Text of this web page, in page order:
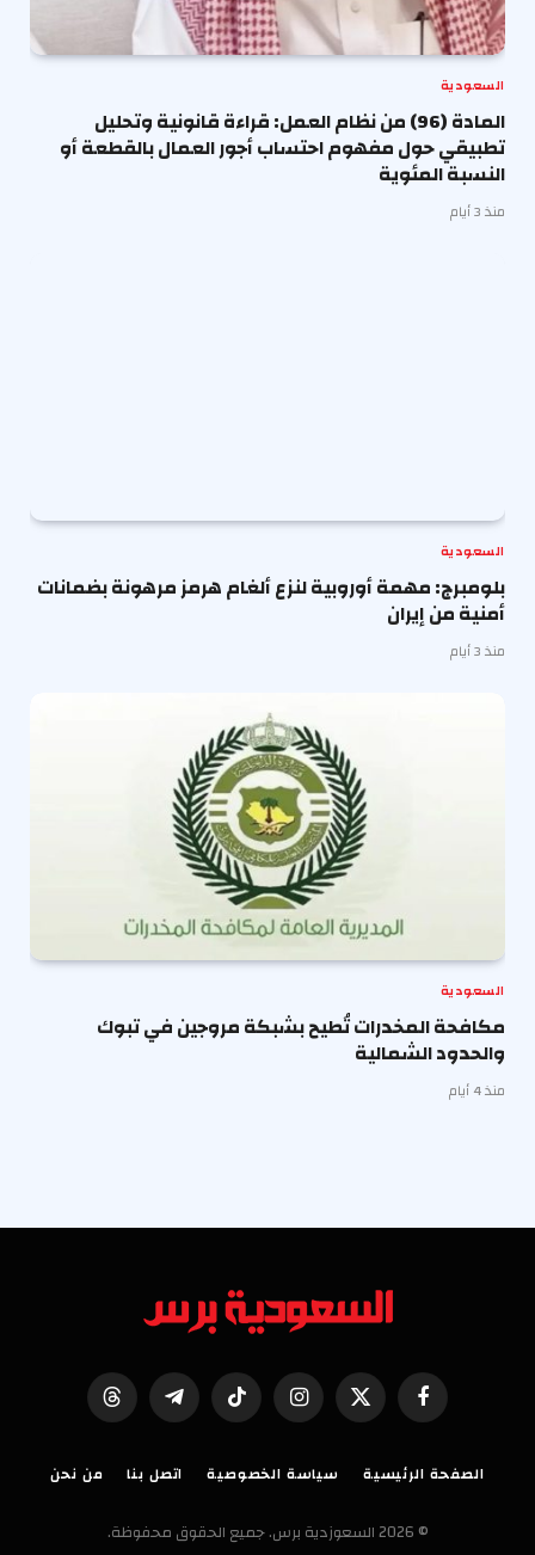
السعودية
المادة (96) من نظام العمل: قراءة قانونية وتحليل
تطبيقي حول مفهوم احتساب أجور العمال بالقطعة أو
النسبة المئوية
منذ 3 أيام
السعودية
بلومبرج: مهمة أوروبية لنزع ألغام هرمز مرهونة بضمانات
أمنية من إيران
منذ 3 أيام
السعودية
مكافحة المخدرات تُطيح بشبكة مروجين في تبوك
والحدود الشمالية
منذ 4 أيام
فيسبوكX
(Twitter)
الانستغرامتيكتوك تيلقرام Threads
الصفحة الرئيسية سياسة الخصوصية اتصل بنا من نحن
© 2026 السعوزدية برس. جميع الحقوق محفوظة.